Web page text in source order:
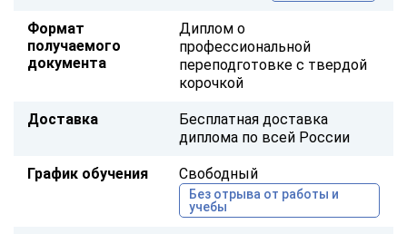
Формат
получаемого
документа
Диплом о
профессиональной
переподготовке с твердой
корочкой
Доставка
Бесплатная доставка
диплома по всей России
График обучения Свободный
Без отрыва от работы и
учебы